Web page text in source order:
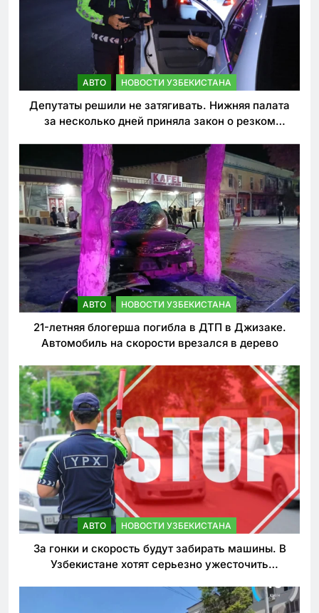
АВТО НОВОСТИ УЗБЕКИСТАНА
Депутаты решили не затягивать. Нижняя палата
за несколько дней приняла закон о резком
АВТО НОВОСТИ УЗБЕКИСТАНА
21-летняя блогерша погибла в ДТП в Джизаке.
Автомобиль на скорости врезался в дерево
АВТО НОВОСТИ УЗБЕКИСТАНА
За гонки и скорость будут забирать машины. В
Узбекистане хотят серьезно ужесточить